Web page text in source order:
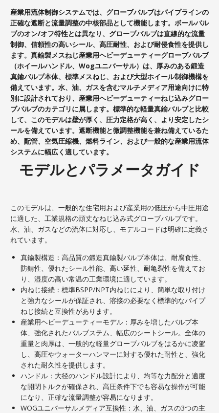
産業用流体制御システムでは、グローブバルブはパイプラインの
正確な遮断と流量調整の中核部品として機能します。ボールバル
ブのオン/オフ特性とは異なり、グローブバルブは直線的な流量
制御、信頼性の高いシール、高圧耐性、および耐侵食性を提供し
ます。真鍮製メスねじ産業用ヘビーデューティーグローブバルブ
（ホイールハンドル、Wogユニバーサル）は、厚みのある鍛造
真鍮バルブ本体、標準メスねじ、および大型ホイール制御機構を
備えています。水、油、ガスを含むマルチメディア用途向けに特
別に設計されており、産業用ヘビーデューティーねじ込みグロー
ブバルブのカテゴリに属します。標準的な軽量真鍮バルブと比較
して、このモデルは壁が厚く、圧力定格が高く、より安定したシ
ールを備えています。遮断機能と微調整機能を兼ね備えているた
め、配管、空気圧縮機、燃料ライン、および一般的な産業用流体
システムに幅広く適しています。
モデルとパラメータガイド
このモデルは、一般的な住宅用および産業用の低圧から中圧用途
に適した、工業規格の頑丈なねじ込み式グローブバルブです。
水、油、ガスなどの流体に対応し、モデルコードは明確に定義さ
れています。
真鍮製構造：高品質の鍛造真鍮製バルブ本体は、耐腐食性、
防錆性、優れたシール性能、高い延性、耐亀裂性を備えてお
り、湿度の高い常温の工業環境に適しています。
内ねじ接続：標準BSPP/NPT内ねじにより、簡単な取り付け
と強力なシールが保証され、溶接の必要なく標準的なパイプ
ねじ接続と互換性があります。
産業用ヘビーデューティーモデル：厚みを増したバルブ本
体、強化されたバルブステム、幅広のシートシール。全体の
重量と肉厚は、一般的な軽量グローブバルブをはるかに凌駕
し、高圧やウォーターハンマーに対する優れた耐性と、強化
された耐久性を提供します。
ハンドル：大径のハンドル設計により、均等な力配分と適度
な開閉トルクが確保され、高圧条件下でも容易な操作が可能
になり、正確な流量調整が容易になります。
WOGユニバーサルメディア互換性：水、油、ガスの3つの主